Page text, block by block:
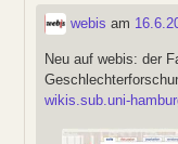
webis am
Neu auf webis: der
wikis.sub.uni-